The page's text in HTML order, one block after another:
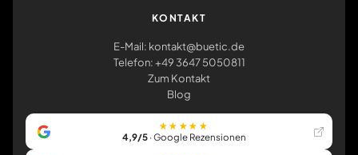
KONTAKT
E-Mail: kontakt@buetic.de
Telefon: +49 3647 5050811
Zum Kontakt
Blog
★★★★★
4,9/5· Google Rezensionen